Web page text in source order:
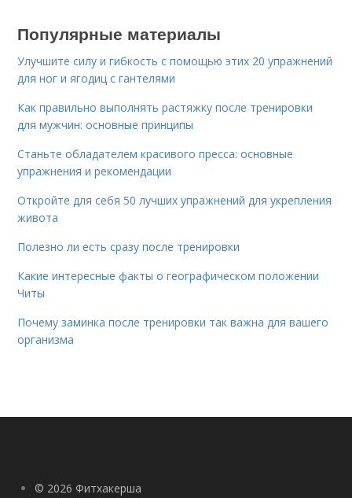
Популярные материалы
Улучшите силу и гибкость с помощью этих 20 упражнений
для ног и ягодиц с гантелями
Как правильно выполнять растяжку после тренировки
для мужчин: основные принципы
Станьте обладателем красивого пресса: основные
упражнения и рекомендации
Откройте для себя 50 лучших упражнений для укрепления
живота
Полезно ли есть сразу после тренировки
Какие интересные факты о географическом положении
Читы
Почему заминка после тренировки так важна для вашего
организма
© 2026 Фитхакерша